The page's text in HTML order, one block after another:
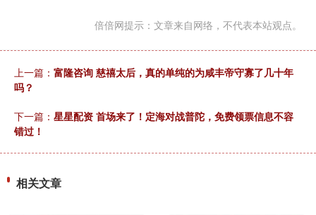
倍倍网提示：文章来自网络，不代表本站观点。
上一篇： 富隆咨询 慈禧太后，真的单纯的为咸丰帝守寡了几十年
吗？
下一篇： 星星配资 首场来了！定海对战普陀，免费领票信息不容
错过！
相关文章